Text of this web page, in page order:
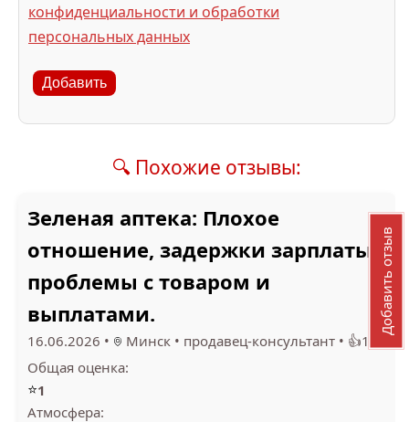
конфиденциальности и обработки
персональных данных
Добавить
🔍 Похожие отзывы:
Зеленая аптека: Плохое
отношение, задержки зарплаты,
проблемы с товаром и
выплатами.
16.06.2026 • Минск • продавец-консультант • 👍14
Общая оценка:
⭐1
Атмосфера:
Добавить отзыв